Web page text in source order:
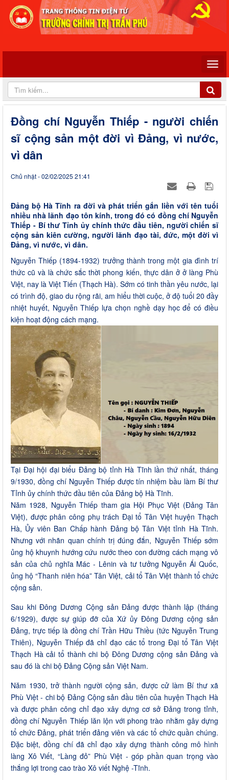
Đồng chí Nguyễn Thiếp - người chiến
sĩ cộng sản một đời vì Đảng, vì nước,
vì dân
Chủ nhật - 02/02/2025 21:41
Đảng bộ Hà Tĩnh ra đời và phát triển gắn liền với tên tuổi
nhiều nhà lãnh đạo tôn kính, trong đó có đồng chí Nguyễn
Thiếp - Bí thư Tỉnh ủy chính thức đầu tiên, người chiến sĩ
cộng sản kiên cường, người lãnh đạo tài, đức, một đời vì
Đảng, vì nước, vì dân.
Nguyễn Thiếp (1894-1932) trưởng thành trong một gia đình trí
thức cũ và là chức sắc thời phong kiến, thực dân ở ở làng Phù
Việt, nay là Việt Tiến (Thạch Hà). Sớm có tinh thần yêu nước, lại
có trình độ, giao du rộng rãi, am hiểu thời cuộc, ở độ tuổi 20 đầy
nhiệt huyết, Nguyễn Thiếp lựa chọn nghề dạy học để có điều
kiện hoạt động cách mạng.
Tại Đại hội đại biểu Đảng bộ tỉnh Hà Tĩnh lần thứ nhất, tháng
9/1930, đồng chí Nguyễn Thiếp được tín nhiệm bầu làm Bí thư
Tỉnh ủy chính thức đầu tiên của Đảng bộ Hà Tĩnh.
Năm 1928, Nguyễn Thiếp tham gia Hội Phục Việt (Đảng Tân
Việt), được phân công phụ trách Đại tổ Tân Việt huyện Thạch
Hà, Ủy viên Ban Chấp hành Đảng bộ Tân Việt tỉnh Hà Tĩnh.
Nhưng với nhãn quan chính trị đúng đắn, Nguyễn Thiếp sớm
ủng hộ khuynh hướng cứu nước theo con đường cách mạng vô
sản của chủ nghĩa Mác - Lênin và tư tưởng Nguyễn Ái Quốc,
ủng hộ “Thanh niên hóa” Tân Việt, cải tổ Tân Việt thành tổ chức
cộng sản.
Sau khi Đông Dương Cộng sản Đảng được thành lập (tháng
6/1929), được sự giúp đỡ của Xứ ủy Đông Dương cộng sản
Đảng, trực tiếp là đồng chí Trần Hữu Thiều (tức Nguyễn Trung
Thiên), Nguyễn Thiếp đã chỉ đạo các tổ trong Đại tổ Tân Việt
Thạch Hà cải tổ thành chi bộ Đông Dương cộng sản Đảng và
sau đó là chi bộ Đảng Cộng sản Việt Nam.
Năm 1930, trở thành người cộng sản, được cử làm Bí thư xã
Phù Việt - chi bộ Đảng Cộng sản đầu tiên của huyện Thạch Hà
và được phân công chỉ đạo xây dựng cơ sở Đảng trong tỉnh,
đồng chí Nguyễn Thiếp lăn lộn với phong trào nhằm gây dựng
tổ chức Đảng, phát triển đảng viên và các tổ chức quần chúng.
Đặc biệt, đồng chí đã chỉ đạo xây dựng thành công mô hình
làng Xô Viết, “Làng đỏ” Phù Việt - góp phần quan trọng vào
thắng lợi trong cao trào Xô viết Nghệ -Tĩnh.